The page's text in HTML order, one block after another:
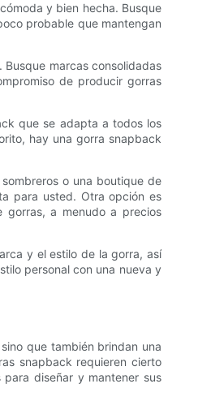
y bien hecha. Busque
probable que mantengan
marcas consolidadas
de producir gorras
que se adapta a todos los
hay una gorra snapback
o una boutique de
para usted. Otra opción es
gorras, a menudo a precios
y el estilo de la gorra, así
personal con una nueva y
que también brindan una
snapback requieren cierto
diseñar y mantener sus